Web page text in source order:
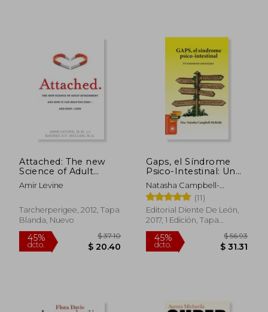
45%
Attached: The new
Science of Adult
Attachment and how
it can Help you Find -
Inglés)
Amir Levine
Tarcherperigee, 2012, Tapa
Blanda, Nuevo
Gaps, el Síndrome
Psico-Intestinal: Un
Tratamiento Natural
Para el Autismo, la
Dispraxia, el Trastorno
por Déficit de
Atención con o sin. Y
(Salud y Plantas)
Natasha Campbell-
McBride
(11)
Editorial Diente De León,
2017, 1 Edición, Tapa
Blanda, Nuevo